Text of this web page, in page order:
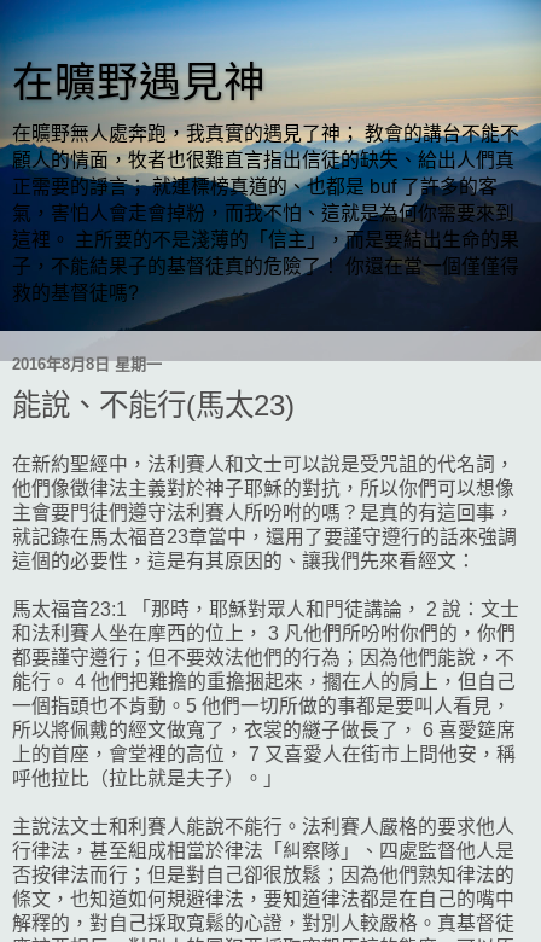
在曠野遇見神
在曠野無人處奔跑，我真實的遇見了神； 教會的講台不能不
顧人的情面，牧者也很難直言指出信徒的缺失、給出人們真
正需要的諍言； 就連標榜真道的、也都是 buf 了許多的客
氣，害怕人會走會掉粉，而我不怕、這就是為何你需要來到
這裡。 主所要的不是淺薄的「信主」，而是要結出生命的果
子，不能結果子的基督徒真的危險了！ 你還在當一個僅僅得
救的基督徒嗎?
2016年8月8日 星期一
能說、不能行(馬太23)
在新約聖經中，法利賽人和文士可以說是受咒詛的代名詞，
他們像徵律法主義對於神子耶穌的對抗，所以你們可以想像
主會要門徒們遵守法利賽人所吩咐的嗎？是真的有這回事，
就記錄在馬太福音23章當中，還用了要謹守遵行的話來強調
這個的必要性，這是有其原因的、讓我們先來看經文：
馬太福音23:1 「那時，耶穌對眾人和門徒講論， 2 說：文士
和法利賽人坐在摩西的位上， 3 凡他們所吩咐你們的，你們
都要謹守遵行；但不要效法他們的行為；因為他們能說，不
能行。 4 他們把難擔的重擔捆起來，擱在人的肩上，但自己
一個指頭也不肯動。5 他們一切所做的事都是要叫人看見，
所以將佩戴的經文做寬了，衣裳的繸子做長了， 6 喜愛筵席
上的首座，會堂裡的高位， 7 又喜愛人在街市上問他安，稱
呼他拉比（拉比就是夫子）。」
主說法文士和利賽人能說不能行。法利賽人嚴格的要求他人
行律法，甚至組成相當於律法「糾察隊」、四處監督他人是
否按律法而行；但是對自己卻很放鬆；因為他們熟知律法的
條文，也知道如何規避律法，要知道律法都是在自己的嘴中
解釋的，對自己採取寬鬆的心證，對別人較嚴格。真基督徒